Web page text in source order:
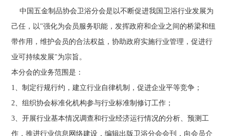
中国五金制品协会卫浴分会是以不断促进我国卫浴行业发展为
己任，以"强化为会员服务职能，发挥政府和企业之间的桥梁和纽
带作用，维护会员的合法权益，协助政府实施行业管理，促进行
业可持续发展"为宗旨。
本分会的业务范围是：
1、制定行规行约，建立行业自律机制，促进企业平等竞争；
2、组织协会标准化机构参与行业标准制修订工作；
3、开展行业基本情况调查和行业经济运行情况的分析、预测工
作，推进行业信息网络建设，编辑出版卫浴分会会刊，向会员介